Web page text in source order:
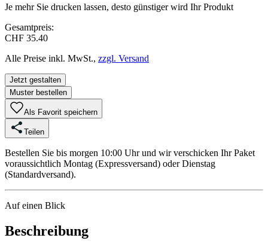
Je mehr Sie drucken lassen, desto günstiger wird Ihr Produkt
Gesamtpreis:
CHF 35.40
Alle Preise inkl. MwSt., zzgl. Versand
Jetzt gestalten
Muster bestellen
Als Favorit speichern
Teilen
Bestellen Sie bis morgen 10:00 Uhr und wir verschicken Ihr Paket
voraussichtlich Montag (Expressversand) oder Dienstag
(Standardversand).
Auf einen Blick
Beschreibung